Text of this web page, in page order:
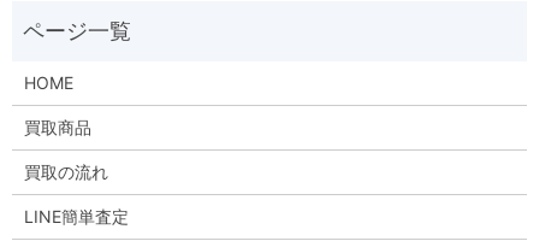
HOME
買取商品
買取の流れ
LINE簡単査定